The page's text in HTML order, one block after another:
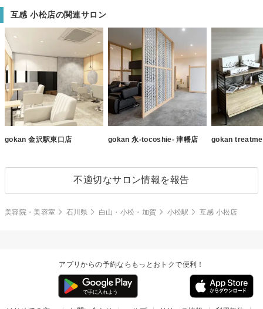
互感 小松店の関連サロン
gokan 金沢駅東口店 gokan 永-tocoshie- 津幡店 gokan
不適切なサロン情報を報告
美容院・美容室 石川県 白山・小松・加賀 小松駅 互感 小松店
アプリからの予約ならもっとおトクで便利！